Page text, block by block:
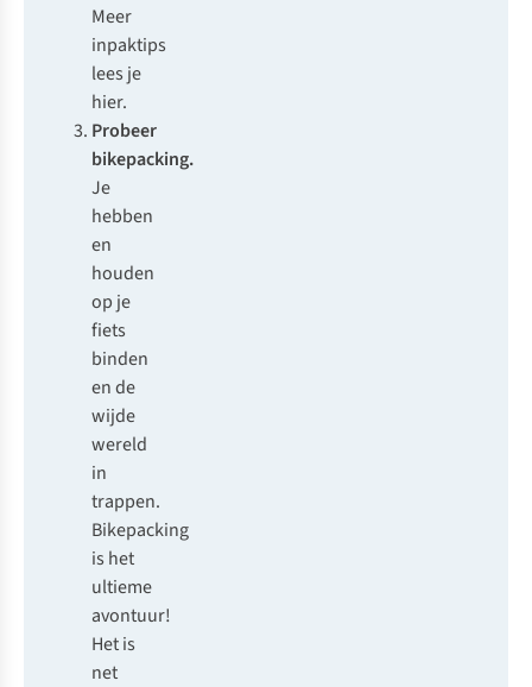
Meer
inpaktips
lees je
hier.
Probeer
bikepacking.
Je
hebben
en
houden
op je
fiets
binden
en de
wijde
wereld
in
trappen.
Bikepacking
is het
ultieme
avontuur!
Het is
net